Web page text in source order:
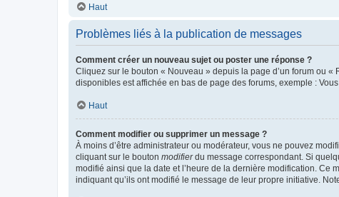
Haut
Problèmes liés à la publication de messages
Comment créer un nouveau sujet ou poster une réponse ?
Cliquez sur le bouton « Nouveau » depuis la page d’un forum ou
disponibles est affichée en bas de page des forums, exemple : Vous
Haut
Comment modifier ou supprimer un message ?
À moins d’être administrateur ou modérateur, vous ne pouvez
cliquant sur le bouton modifierdu message correspondant. Si
modifié ainsi que la date et l’heure de la dernière modification. Ce
indiquant qu’ils ont modifié le message de leur propre initiative.